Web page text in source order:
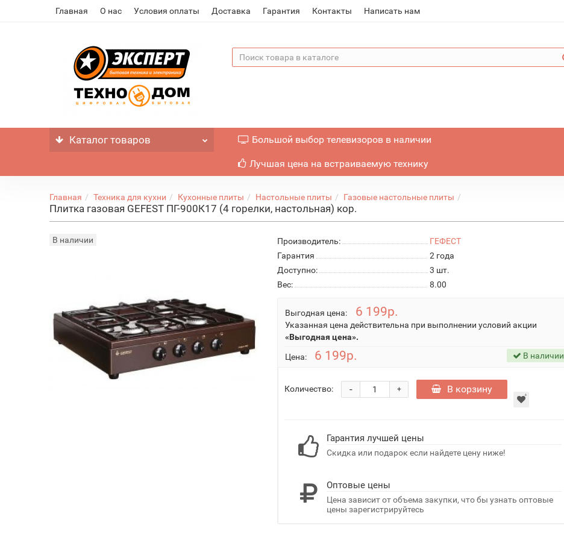
Главная О нас Условия оплаты Доставка Гарантия Контакты Написать нам
Каталог товаров Большой выбор телевизоров в наличии
Лучшая цена на встраиваемую технику
Главная Техника для кухни Кухонные плиты Настольные плиты Газовые настольные плиты
Плитка газовая GEFEST ПГ-900К17 (4 горелки, настольная) кор.
В наличии Производитель:
ГЕФЕСТ
Гарантия
2 года
Доступно:
3 шт.
Вес:
8.00
Выгодная цена: 6 199р.
Указанная цена действительна при выполнении условий акции
«Выгодная цена».
Цена: 6 199р. В наличии
Количество: +
- В корзину
Гарантия лучшей цены
Скидка или подарок если найдете цену ниже!
Оптовые цены
Цена зависит от объема закупки, что бы узнать оптовые
цены зарегистрируйтесь